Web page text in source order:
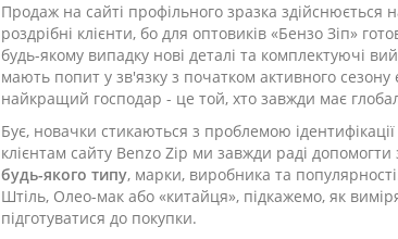
Продаж на сайті профільного зразка
роздрібні клієнти, бо для оптовиків «Бензо Зіп»
будь-якому випадку нові деталі та комплектуючі
мають попит у зв'язку з початком активного
найкращий господар - це той, хто завжди має
Бує, новачки стикаються з проблемою
клієнтам сайту Benzo Zip ми завжди раді допомогти
будь-якого типу, марки, виробника та
Штіль, Олео-мак або «китайця», підкажемо, як
підготуватися до покупки.